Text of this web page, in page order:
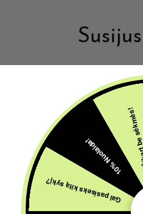
Gal pasiseks kitą sykį?
10% Nuolaida!Šįkart